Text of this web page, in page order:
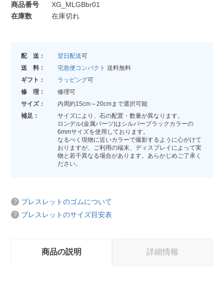
商品番号
XG_MLGBbr01
在庫数
在庫切れ
配 送： 翌日配送可
送 料：
宅急便コンパクト 送料無料
ギフト：
ラッピング可
修 理：
修理可
サイズ：
内周約15cm～20cmまで選択可能
補足：
サイズにより、石の配置・数量が異なります。
ロンデル(金属パーツ)はシルバーブラックカラーの
6mmサイズを使用しております。
なるべく現物に近いカラーで撮影するように心がけて
おりますが、ご利用の端末、ディスプレイによって実
物と若干異なる場合があります。あらかじめご了承く
ださい。
ブレスレットのゴムについて
ブレスレットのサイズ目安表
商品の説明 詳細情報